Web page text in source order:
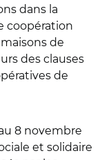
dans la
coopération
de
des clauses
de
8 novembre
et solidaire